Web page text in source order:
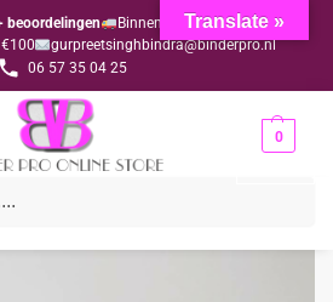
beoordelingen
Binnen 1-3 dagen geleverd
gurpreetsinghbindra@binderpro.nl
06 57 35 04 25
0
Ghee
Translate »